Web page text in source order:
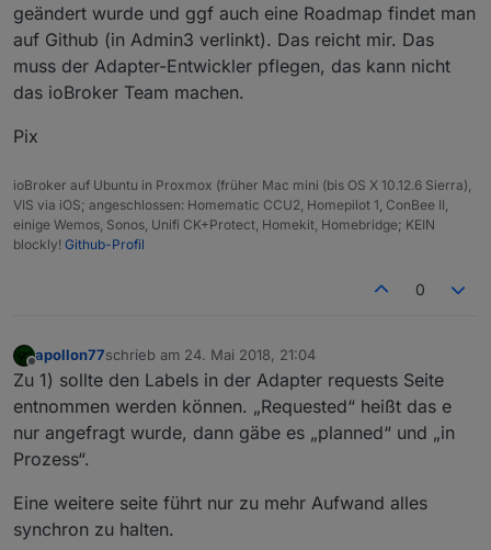
geändert wurde und ggf auch eine Roadmap findet man
auf Github (in Admin3 verlinkt). Das reicht mir. Das
muss der Adapter-Entwickler pflegen, das kann nicht
das ioBroker Team machen.
Pix
ioBroker auf Ubuntu in Proxmox (früher Mac mini (bis OS X 10.12.6 Sierra),
VIS via iOS; angeschlossen: Homematic CCU2, Homepilot 1, ConBee II,
einige Wemos, Sonos, Unifi CK+Protect, Homekit, Homebridge; KEIN
blockly! Github-Profil
0
Offline
apollon77schrieb am 24. Mai 2018, 21:04
zuletzt editiert von
Zu 1) sollte den Labels in der Adapter requests Seite
entnommen werden können. „Requested“ heißt das e
nur angefragt wurde, dann gäbe es „planned“ und „in
Prozess“.
Eine weitere seite führt nur zu mehr Aufwand alles
synchron zu halten.